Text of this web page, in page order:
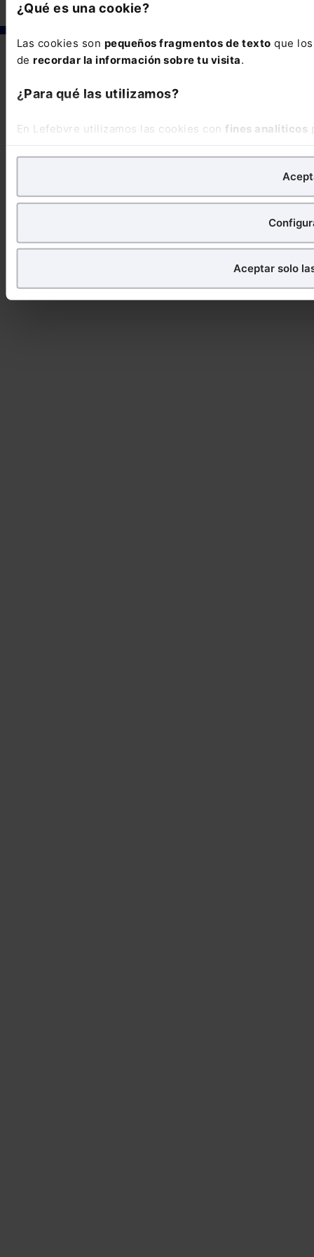
¿Qué es una cookie?
Las cookies son pequeños fragmentos de texto que
de recordar la información sobre tu visita.
¿Para qué las utilizamos?
En Lefebvre utilizamos las cookies con fines analíticos
para denegar
También puedesconfigurarlas cookies y seleccionar
seleccionas ninguna utilizaremos las que sean
Saber más acerca de las cookies
Aceptar solo